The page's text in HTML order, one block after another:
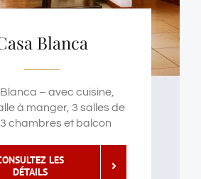
Blanca
– avec cuisine,
à manger, 3 salles de
chambres et balcon
LES
DÉTAILS